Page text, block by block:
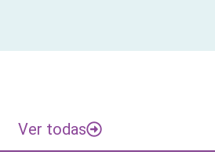
Ver todas